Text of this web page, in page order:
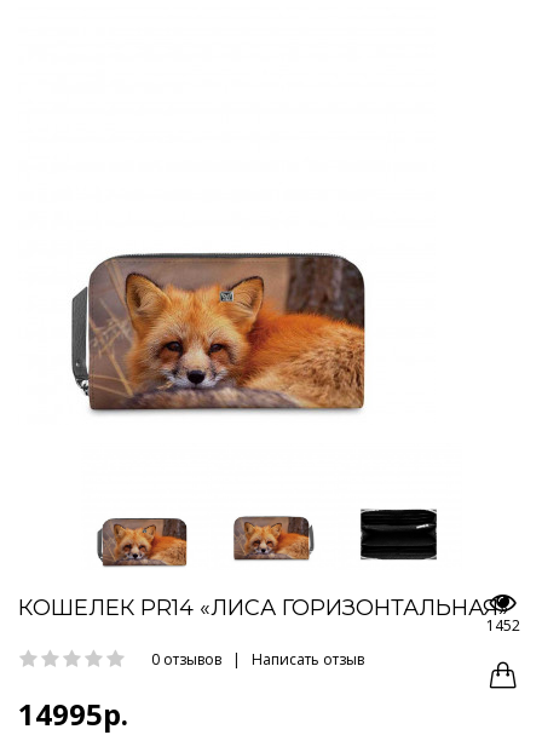
КОШЕЛЕК PR14 «ЛИСА ГОРИЗОНТАЛЬНАЯ»
0 отзывов | Написать отзыв
14995р.
1452